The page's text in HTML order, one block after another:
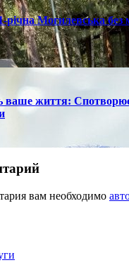
Могилевська
ваше життя:
вам необходимо